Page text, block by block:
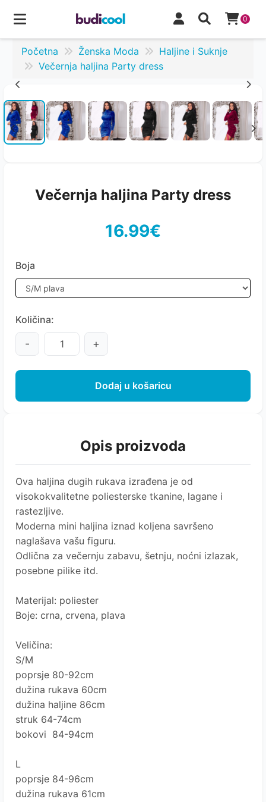
0
Početna Ženska Moda
Haljine i Suknje
Večernja haljina Party dress
Večernja haljina Party dress
16.99€
Boja
Količina:
- +
Dodaj u košaricu
Opis proizvoda
Ova haljina dugih rukava izrađena je od
visokokvalitetne poliesterske tkanine, lagane i
rastezljive.
Moderna mini haljina iznad koljena savršeno
naglašava vašu figuru.
Odlična za večernju zabavu, šetnju, noćni izlazak,
posebne pilike itd.
Materijal: poliester
Boje: crna, crvena, plava
Veličina:
S/M
poprsje 80-92cm
dužina rukava 60cm
dužina haljine 86cm
struk 64-74cm
bokovi 84-94cm
L
poprsje 84-96cm
dužina rukava 61cm